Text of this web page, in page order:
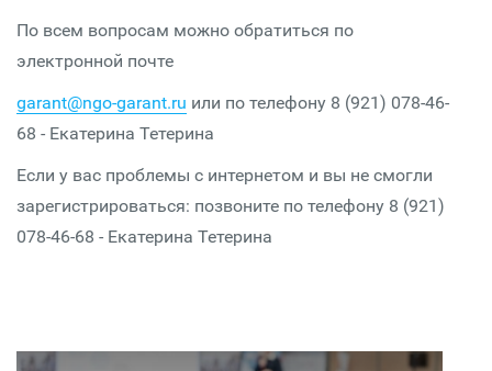
По всем вопросам можно обратиться по
электронной почте
garant@ngo-garant.ru или по телефону 8 (921) 078-46-
68 - Екатерина Тетерина
Если у вас проблемы с интернетом и вы не смогли
зарегистрироваться: позвоните по телефону 8 (921)
078-46-68 - Екатерина Тетерина